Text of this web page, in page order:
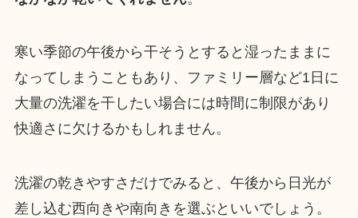
寒い季節の午後から干そうとすると湿ったままに
なってしまうこともあり、ファミリー層など1日に
大量の洗濯を干したい場合には時間に制限があり
快適さに欠けるかもしれません。
洗濯の乾きやすさだけでみると、午後から日光が
差し込む西向きや南向きを選ぶといいでしょう。